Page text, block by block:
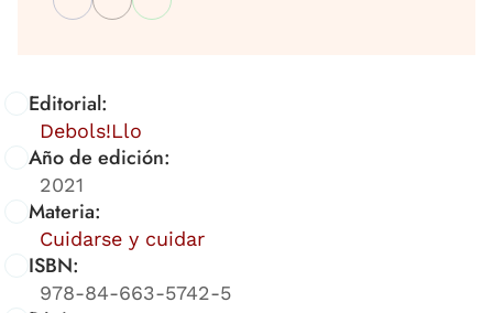
Editorial:
Debols!Llo
Año de edición:
2021
Materia:
Cuidarse y cuidar
ISBN:
978-84-663-5742-5